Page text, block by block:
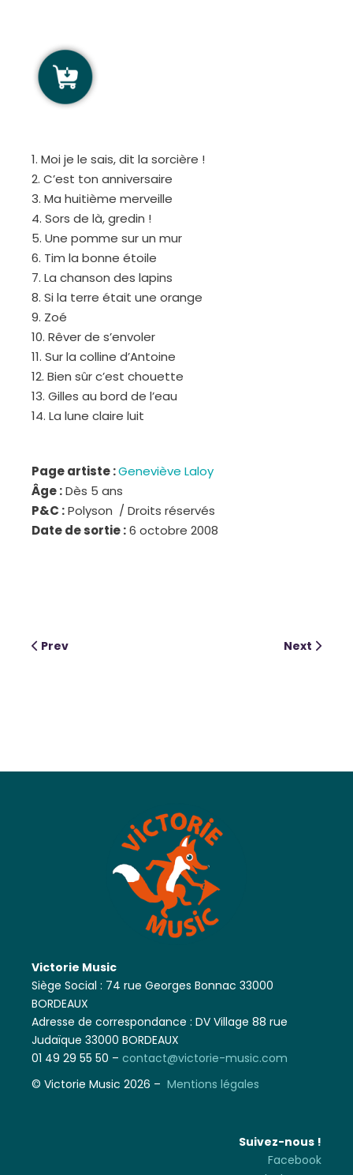
1. Moi je le sais, dit la sorcière !
2. C’est ton anniversaire
3. Ma huitième merveille
4. Sors de là, gredin !
5. Une pomme sur un mur
6. Tim la bonne étoile
7. La chanson des lapins
8. Si la terre était une orange
9. Zoé
10. Rêver de s’envoler
11. Sur la colline d’Antoine
12. Bien sûr c’est chouette
13. Gilles au bord de l’eau
14. La lune claire luit
Page artiste :Geneviève Laloy
Âge :Dès 5 ans
P&C :Polyson / Droits réservés
Date de sortie :6 octobre 2008
Prev Next
Victorie Music
Siège Social : 74 rue Georges Bonnac 33000
BORDEAUX
Adresse de correspondance : DV Village 88 rue
Judaïque 33000 BORDEAUX
01 49 29 55 50 –contact@victorie-music.com
© Victorie Music 2026 –Mentions légales
Suivez-nous !
Facebook